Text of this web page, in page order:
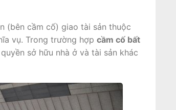
(bên cầm cố) giao tài sản thuộc
vụ. Trong trường hợp cầm cố bất
sở hữu nhà ở và tài sản khác